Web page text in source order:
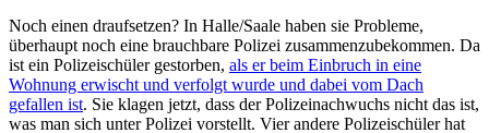
Noch einen draufsetzen? In Halle/Saale haben sie Probleme,
überhaupt noch eine brauchbare Polizei zusammenzubekommen. Da
ist ein Polizeischüler gestorben, als er beim Einbruch in eine
Wohnung erwischt und verfolgt wurde und dabei vom Dach
gefallen ist. Sie klagen jetzt, dass der Polizeinachwuchs nicht das ist,
was man sich unter Polizei vorstellt. Vier andere Polizeischüler hat